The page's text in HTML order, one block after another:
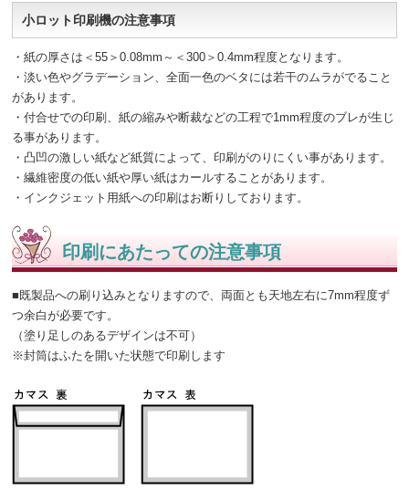
小ロット印刷機の注意事項
・紙の厚さは＜55＞0.08mm～＜300＞0.4mm程度となります。
・淡い色やグラデーション、全面一色のベタには若干のムラがでること
があります。
・付合せでの印刷、紙の縮みや断裁などの工程で1mm程度のブレが生じ
る事があります。
・凸凹の激しい紙など紙質によって、印刷がのりにくい事があります。
・繊維密度の低い紙や厚い紙はカールすることがあります。
・インクジェット用紙への印刷はお断りしております。
印刷にあたっての注意事項
■既製品への刷り込みとなりますので、両面とも天地左右に7mm程度ず
つ余白が必要です。
（塗り足しのあるデザインは不可）
※封筒はふたを開いた状態で印刷します